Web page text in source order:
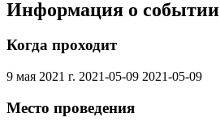
Информация о событии
Когда проходит
9 мая 2021 г. 2021-05-09 2021-05-09
Место проведения